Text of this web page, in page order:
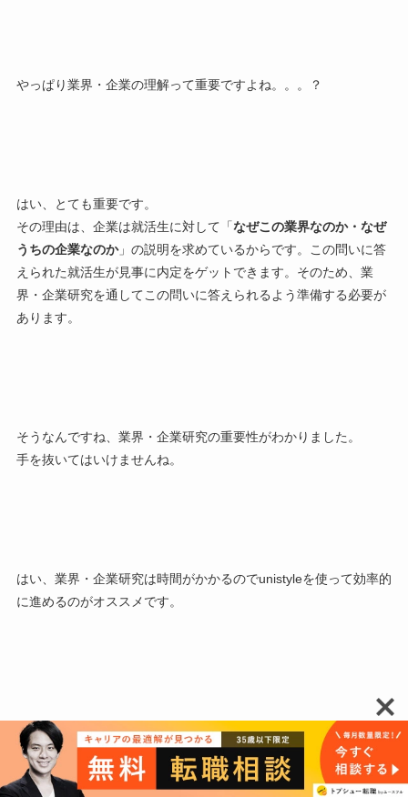
やっぱり業界・企業の理解って重要ですよね。。。？
はい、とても重要です。
その理由は、企業は就活生に対して「なぜこの業界なのか・なぜ
うちの企業なのか」の説明を求めているからです。この問いに答
えられた就活生が見事に内定をゲットできます。そのため、業
界・企業研究を通してこの問いに答えられるよう準備する必要が
あります。
そうなんですね、業界・企業研究の重要性がわかりました。
手を抜いてはいけませんね。
はい、業界・企業研究は時間がかかるのでunistyleを使って効率的
に進めるのがオススメです。
[st-midasibox title=”メリット②” fontawesome=”fa-check-circle
faa-ring animated” bordercolor=”#dc143c” color=””